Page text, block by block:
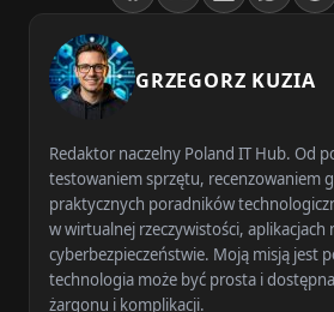
GRZEGORZ KUZIA
Redaktor naczelny Poland IT Hub. Od
testowaniem sprzętu, recenzowaniem
praktycznych poradników
w wirtualnej rzeczywistości, aplikacjach
cyberbezpieczeństwie. Moją misją jest
technologia może być prosta i
żargonu i komplikacji.